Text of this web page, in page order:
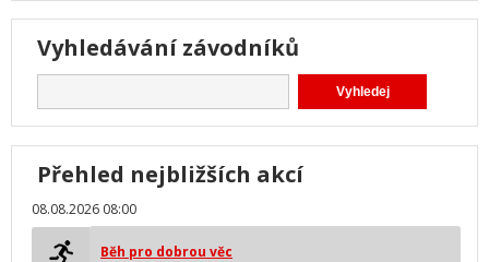
Vyhledávání závodníků
Přehled nejbližších akcí
08.08.2026 08:00
Běh pro dobrou věc